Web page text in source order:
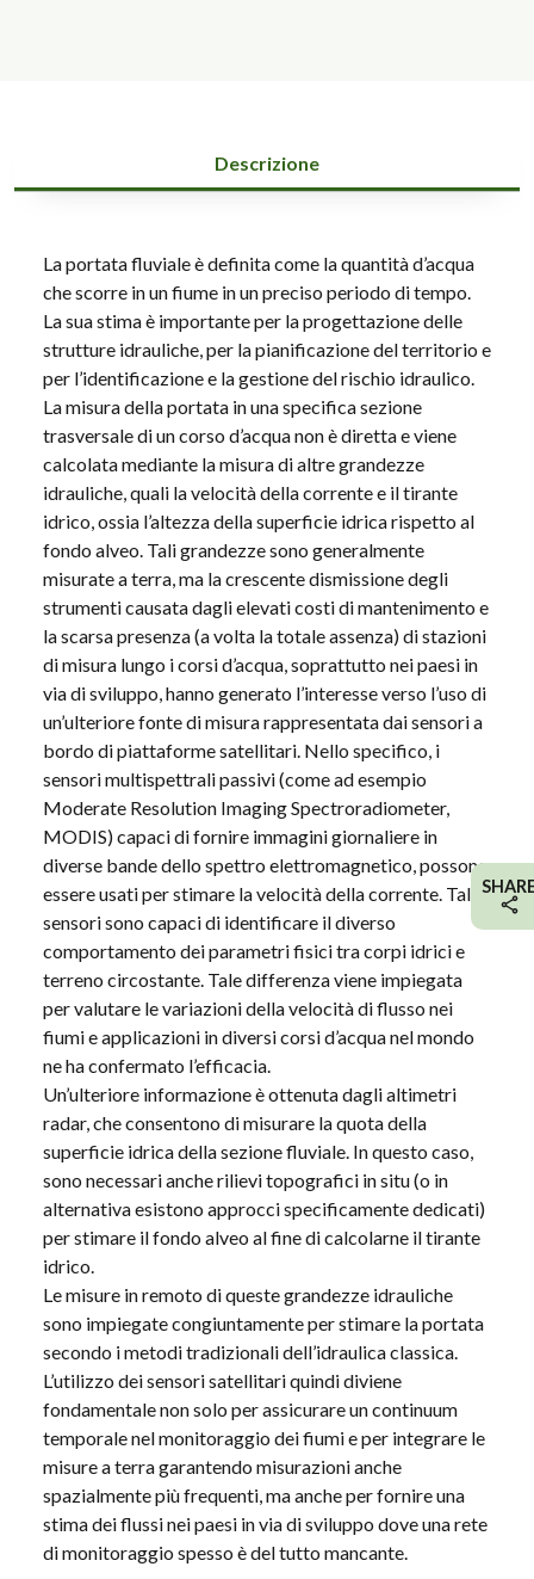
Descrizione
La portata fluviale è definita come la quantità d’acqua
che scorre in un fiume in un preciso periodo di tempo.
La sua stima è importante per la progettazione delle
strutture idrauliche, per la pianificazione del territorio e
per l’identificazione e la gestione del rischio idraulico.
La misura della portata in una specifica sezione
trasversale di un corso d’acqua non è diretta e viene
calcolata mediante la misura di altre grandezze
idrauliche, quali la velocità della corrente e il tirante
idrico, ossia l’altezza della superficie idrica rispetto al
fondo alveo. Tali grandezze sono generalmente
misurate a terra, ma la crescente dismissione degli
strumenti causata dagli elevati costi di mantenimento e
la scarsa presenza (a volta la totale assenza) di stazioni
di misura lungo i corsi d’acqua, soprattutto nei paesi in
via di sviluppo, hanno generato l’interesse verso l’uso di
un’ulteriore fonte di misura rappresentata dai sensori a
bordo di piattaforme satellitari. Nello specifico, i
sensori multispettrali passivi (come ad esempio
Moderate Resolution Imaging Spectroradiometer,
MODIS) capaci di fornire immagini giornaliere in
diverse bande dello spettro elettromagnetico, possono
essere usati per stimare la velocità della corrente. Tali
sensori sono capaci di identificare il diverso
comportamento dei parametri fisici tra corpi idrici e
terreno circostante. Tale differenza viene impiegata
per valutare le variazioni della velocità di flusso nei
fiumi e applicazioni in diversi corsi d’acqua nel mondo
ne ha confermato l’efficacia.
Un’ulteriore informazione è ottenuta dagli altimetri
radar, che consentono di misurare la quota della
superficie idrica della sezione fluviale. In questo caso,
sono necessari anche rilievi topografici in situ (o in
alternativa esistono approcci specificamente dedicati)
per stimare il fondo alveo al fine di calcolarne il tirante
idrico.
Le misure in remoto di queste grandezze idrauliche
sono impiegate congiuntamente per stimare la portata
secondo i metodi tradizionali dell’idraulica classica.
L’utilizzo dei sensori satellitari quindi diviene
fondamentale non solo per assicurare un continuum
temporale nel monitoraggio dei fiumi e per integrare le
misure a terra garantendo misurazioni anche
spazialmente più frequenti, ma anche per fornire una
stima dei flussi nei paesi in via di sviluppo dove una rete
di monitoraggio spesso è del tutto mancante.